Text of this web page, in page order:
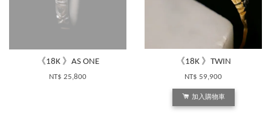
《18K 》AS ONE
NT$ 25,800
《18K 》TWIN
NT$ 59,900
加入購物車